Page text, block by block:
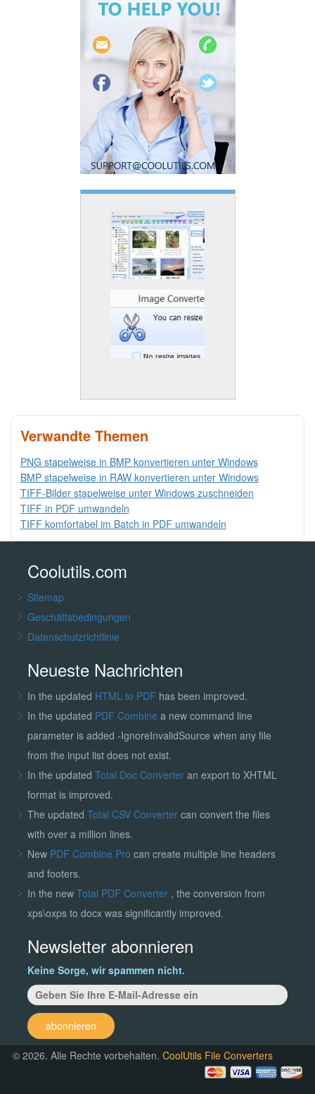
Verwandte Themen
PNG stapelweise in BMP konvertieren unter Windows
BMP stapelweise in RAW konvertieren unter Windows
TIFF-Bilder stapelweise unter Windows zuschneiden
TIFF in PDF umwandeln
TIFF komfortabel im Batch in PDF umwandeln
Coolutils.com
Sitemap
Geschäftsbedingungen
Datenschutzrichtlinie
Neueste Nachrichten
In the updated HTML to PDF has been improved.
In the updated PDF Combine a new command line
parameter is added -IgnoreInvalidSource when any file
from the input list does not exist.
In the updated Total Doc Converter an export to XHTML
format is improved.
The updated Total CSV Convertercan convert the files
with over a million lines.
New PDF Combine Pro can create multiple line headers
and footers.
In the new Total PDF Converter , the conversion from
xps\oxps to docx was significantly improved.
Newsletter abonnieren
Keine Sorge, wir spammen nicht.
abonnieren
© 2026. Alle Rechte vorbehalten.CoolUtils File Converters